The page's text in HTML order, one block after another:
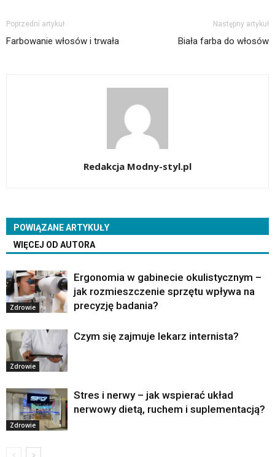
Poprzedni artykuł
Farbowanie włosów i trwała
Następny artykuł
Biała farba do włosów
Redakcja Modny-styl.pl
POWIĄZANE ARTYKUŁY
WIĘCEJ OD AUTORA
Zdrowie
Ergonomia w gabinecie okulistycznym –
jak rozmieszczenie sprzętu wpływa na
precyzję badania?
Zdrowie
Czym się zajmuje lekarz internista?
Zdrowie
Stres i nerwy – jak wspierać układ
nerwowy dietą, ruchem i suplementacją?